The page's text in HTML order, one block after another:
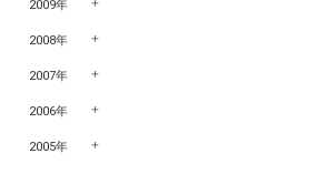
2009年
2008年
2007年
2006年
2005年